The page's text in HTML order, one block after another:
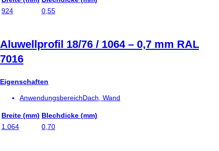
924
0,55
Aluwellprofil 18/76 / 1064 – 0,7 mm RAL
7016
Eigenschaften
AnwendungsbereichDach, Wand
Breite (mm) Blechdicke (mm)
1.064
0,70